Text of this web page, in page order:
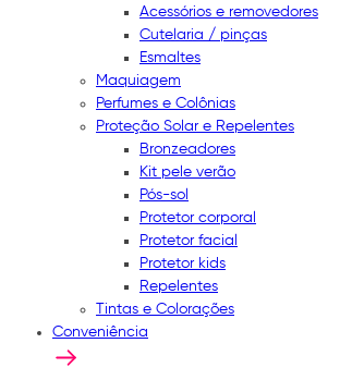
Acessórios e removedores
Cutelaria / pinças
Esmaltes
Maquiagem
Perfumes e Colônias
Proteção Solar e Repelentes
Bronzeadores
Kit pele verão
Pós-sol
Protetor corporal
Protetor facial
Protetor kids
Repelentes
Tintas e Colorações
Conveniência